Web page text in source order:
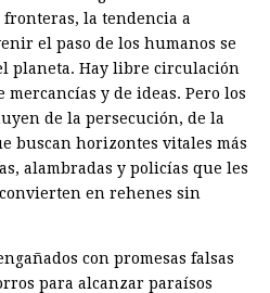
la tendencia a
el paso de los humanos se
planeta. Hay libre circulación
mercancías y de ideas. Pero los
de la persecución, de la
buscan horizontes vitales más
alambradas y policías que les
en rehenes sin
con promesas falsas
para alcanzar paraísos